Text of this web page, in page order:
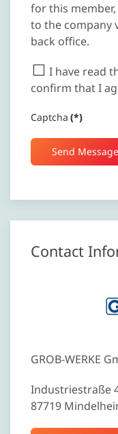
for this
to the company
back office.
I have read
confirm that I
Captcha (*)
Send Message
Contact
GROB-WERKE
Industriestraße
87719